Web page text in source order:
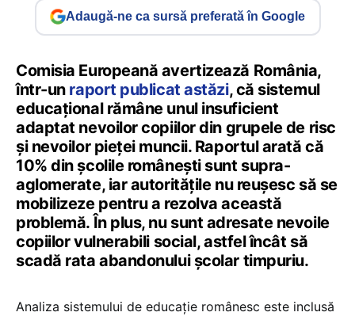
Adaugă-ne ca sursă preferată în Google
Comisia Europeană avertizează România,
într-un raport publicat astăzi, că sistemul
educațional rămâne unul insuficient
adaptat nevoilor copiilor din grupele de risc
și nevoilor pieței muncii. Raportul arată că
10% din școlile românești sunt supra-
aglomerate, iar autoritățile nu reușesc să se
mobilizeze pentru a rezolva această
problemă. În plus, nu sunt adresate nevoile
copiilor vulnerabili social, astfel încât să
scadă rata abandonului școlar timpuriu.
Analiza sistemului de educație românesc este inclusă